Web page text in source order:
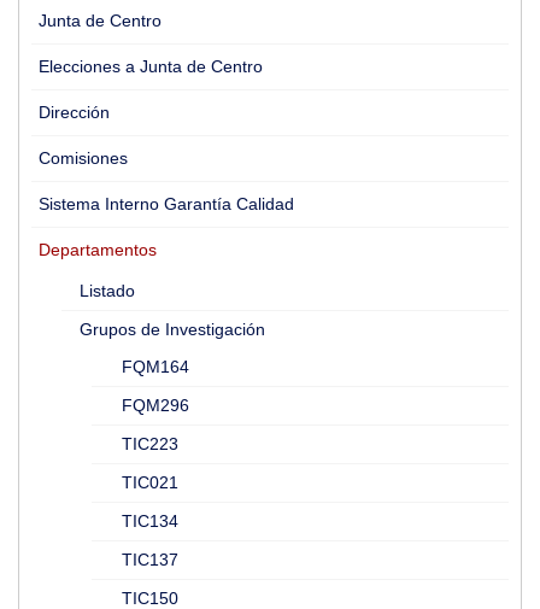
Junta de Centro
Elecciones a Junta de Centro
Dirección
Comisiones
Sistema Interno Garantía Calidad
Departamentos
Listado
Grupos de Investigación
FQM164
FQM296
TIC223
TIC021
TIC134
TIC137
TIC150